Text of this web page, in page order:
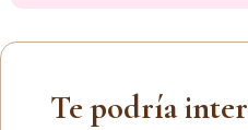
Te podría